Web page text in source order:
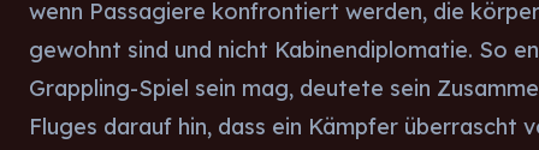
wenn Passagiere konfrontiert werden, die
gewohnt sind und nicht Kabinendiplomatie. So
Grappling-Spiel sein mag, deutete sein
Fluges darauf hin, dass ein Kämpfer überrascht